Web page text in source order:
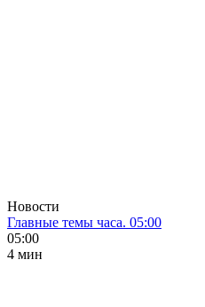
Новости
Главные темы часа. 05:00
05:00
4 мин